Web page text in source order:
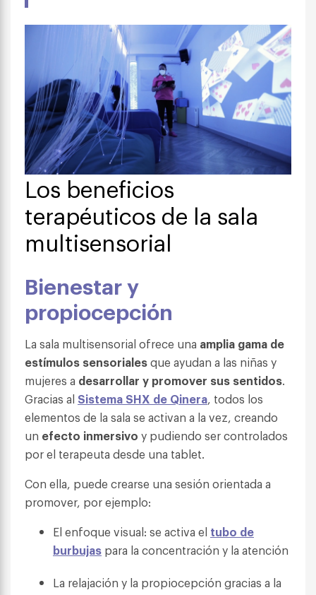
Los beneficios
terapéuticos de la sala
multisensorial
Bienestar y
propiocepción
La sala multisensorial ofrece una amplia gama de
estímulos sensorialesque ayudan a las niñas y
mujeres a desarrollar y promover sus sentidos.
Gracias al Sistema SHX de Qinera, todos los
elementos de la sala se activan a la vez, creando
un efecto inmersivo y pudiendo ser controlados
por el terapeuta desde una tablet.
Con ella, puede crearse una sesión orientada a
promover, por ejemplo:
El enfoque visual: se activa el tubo de
burbujas para la concentración y la atención
La relajación y la propiocepción gracias a la